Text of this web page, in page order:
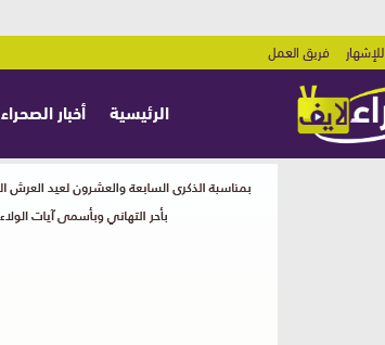
للإشهار فريق العمل
الرئيسية أخبار الصحراء